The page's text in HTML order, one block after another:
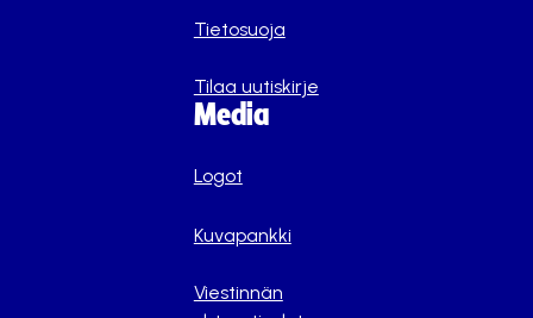
Tietosuoja
Tilaa uutiskirje
Media
Logot
Kuvapankki
Viestinnän